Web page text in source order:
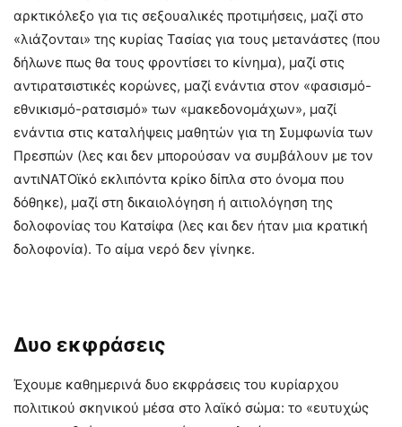
αρκτικόλεξο για τις σεξουαλικές προτιμήσεις, μαζί στο
«λιάζονται» της κυρίας Τασίας για τους μετανάστες (που
δήλωνε πως θα τους φροντίσει το κίνημα), μαζί στις
αντιρατσιστικές κορώνες, μαζί ενάντια στον «φασισμό-
εθνικισμό-ρατσισμό» των «μακεδονομάχων», μαζί
ενάντια στις καταλήψεις μαθητών για τη Συμφωνία των
Πρεσπών (λες και δεν μπορούσαν να συμβάλουν με τον
αντιΝΑΤΟϊκό εκλιπόντα κρίκο δίπλα στο όνομα που
δόθηκε), μαζί στη δικαιολόγηση ή αιτιολόγηση της
δολοφονίας του Κατσίφα (λες και δεν ήταν μια κρατική
δολοφονία). Το αίμα νερό δεν γίνηκε.
Δυο εκφράσεις
Έχουμε καθημερινά δυο εκφράσεις του κυρίαρχου
πολιτικού σκηνικού μέσα στο λαϊκό σώμα: το «ευτυχώς